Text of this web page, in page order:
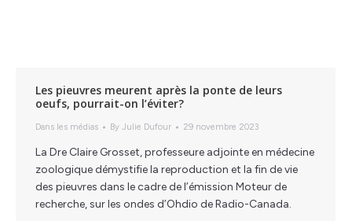
Les pieuvres meurent après la ponte de leurs
oeufs, pourrait-on l’éviter?
Dans les médias By Julie Dufour 29 novembre 2023
La Dre Claire Grosset, professeure adjointe en médecine
zoologique démystifie la reproduction et la fin de vie
des pieuvres dans le cadre de l’émission Moteur de
recherche, sur les ondes d’Ohdio de Radio-Canada.